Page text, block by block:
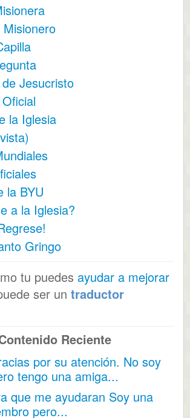
Jesucristo
la Iglesia
la BYU
a la Iglesia?
Gringo
tu puedes ayudar a mejorar
ser un traductor
Reciente
por su atención. No soy
tengo una amiga...
que me ayudaran Soy una
pero...